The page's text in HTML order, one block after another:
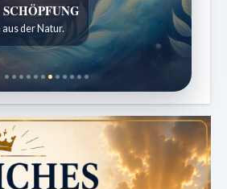
der Natur.